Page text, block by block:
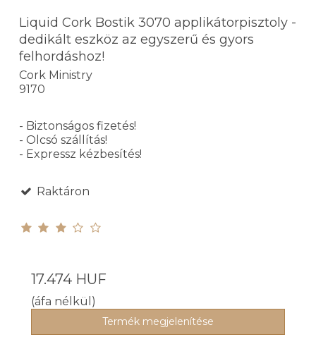
Liquid Cork Bostik 3070 applikátorpisztoly -
dedikált eszköz az egyszerű és gyors
felhordáshoz!
Cork Ministry
9170
- Biztonságos fizetés!
- Olcsó szállítás!
- Expressz kézbesítés!
Raktáron
17.474 HUF
(áfa nélkül)
Termék megjelenítése